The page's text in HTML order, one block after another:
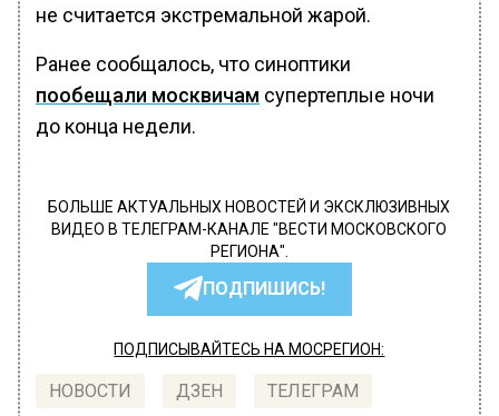
не считается экстремальной жарой.
Ранее сообщалось, что синоптики
пообещали москвичам супертеплые ночи
до конца недели.
БОЛЬШЕ АКТУАЛЬНЫХ НОВОСТЕЙ И ЭКСКЛЮЗИВНЫХ
ВИДЕО В ТЕЛЕГРАМ-КАНАЛЕ "ВЕСТИ МОСКОВСКОГО
РЕГИОНА".
ПОДПИШИСЬ!
ПОДПИСЫВАЙТЕСЬ НА МОСРЕГИОН:
НОВОСТИ ДЗЕН ТЕЛЕГРАМ